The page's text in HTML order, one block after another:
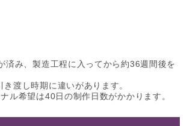
み、製造工程に入ってから約36週間後を
渡し時期に違いがあります。
ル希望は40日の制作日数がかかります。